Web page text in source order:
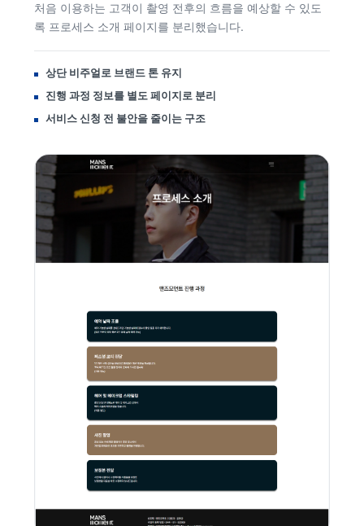
처음 이용하는 고객이 촬영 전후의 흐름을 예상할 수 있도
록 프로세스 소개 페이지를 분리했습니다.
상단 비주얼로 브랜드 톤 유지
진행 과정 정보를 별도 페이지로 분리
서비스 신청 전 불안을 줄이는 구조